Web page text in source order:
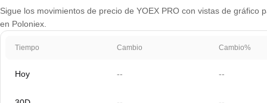
Sigue los movimientos de precio de YOEX PRO con vistas de
en Poloniex.
Tiempo Cambio Cambio%
Hoy -- --